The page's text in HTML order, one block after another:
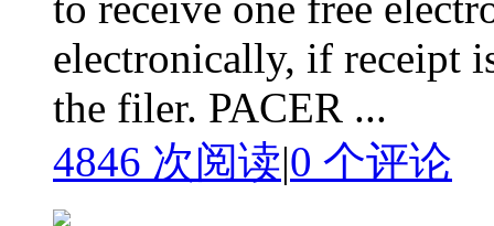
electronically, if receipt
the filer. PACER ...
4846 次阅读|0 个评论